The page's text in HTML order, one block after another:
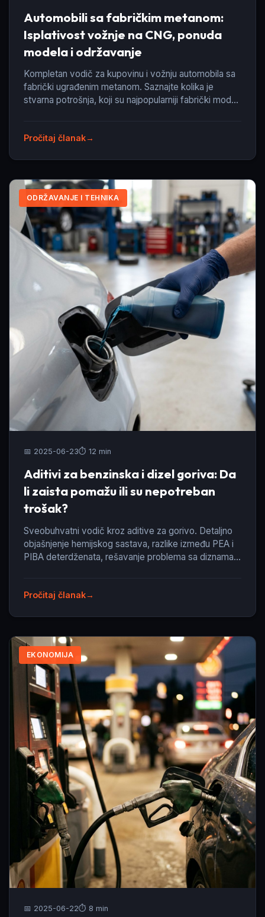
Automobili sa fabričkim metanom:
Isplativost vožnje na CNG, ponuda
modela i održavanje
Kompletan vodič za kupovinu i vožnju automobila sa
fabrički ugrađenim metanom. Saznajte kolika je
stvarna potrošnja, koji su najpopularniji fabrički modeli
Pročitaj članak
ODRŽAVANJE I TEHNIKA
📅 2025-06-23⏱️ 12 min
Aditivi za benzinska i dizel goriva: Da
li zaista pomažu ili su nepotreban
trošak?
Sveobuhvatni vodič kroz aditive za gorivo. Detaljno
objašnjenje hemijskog sastava, razlike između PEA i
PIBA deterdženata, rešavanje problema sa diznama i
Pročitaj članak
EKONOMIJA
📅 2025-06-22⏱️ 8 min